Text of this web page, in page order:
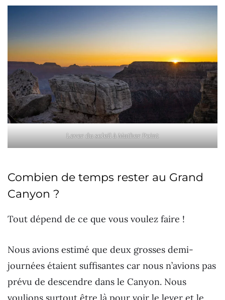
Lever du soleil à Mather Point
Combien de temps rester au Grand
Canyon ?
Tout dépend de ce que vous voulez faire !
Nous avions estimé que deux grosses demi-
journées étaient suffisantes car nous n’avions pas
prévu de descendre dans le Canyon. Nous